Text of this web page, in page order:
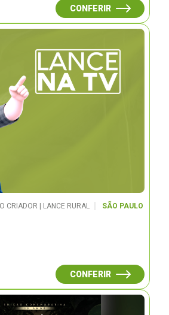
CONFERIR
CRIADOR | LANCE RURAL
SÃO PAULO
CONFERIR